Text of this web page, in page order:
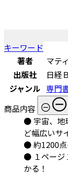
キーワード
著者
マテ
出版社
日経
ジャンル 専門
商品内容
● 宇宙、地
ど幅広いサ
● 約1200点
● １ページ
かる！